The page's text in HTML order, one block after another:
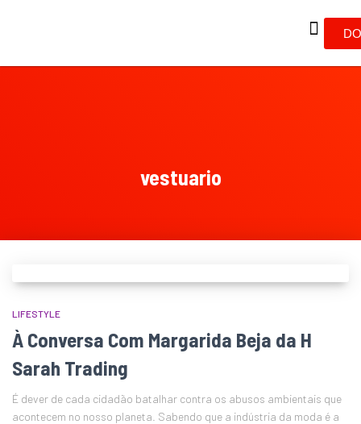
vestuario
LIFESTYLE
À Conversa Com Margarida Beja da H
Sarah Trading
É dever de cada cidadão batalhar contra os abusos ambientais que
acontecem no nosso planeta. Sabendo que a indústria da moda é a